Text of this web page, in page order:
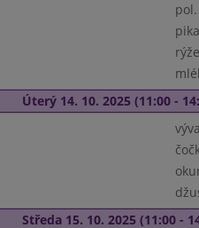
rýže
Úterý 14. 10. 2025 (11:00 -
Středa 15. 10. 2025 (11:00 -